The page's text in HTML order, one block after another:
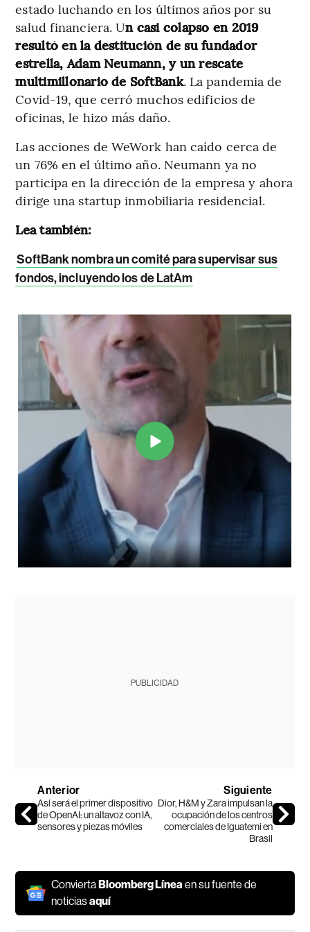
estado luchando en los últimos años por su
salud financiera. Un casi colapso en 2019
resultó en la destitución de su fundador
estrella, Adam Neumann, y un rescate
multimillonario de SoftBank. La pandemia de
Covid-19, que cerró muchos edificios de
oficinas, le hizo más daño.
Las acciones de WeWork han caído cerca de
un 76% en el último año. Neumann ya no
participa en la dirección de la empresa y ahora
dirige una startup inmobiliaria residencial.
Lea también:
SoftBank nombra un comité para supervisar sus
fondos, incluyendo los de LatAm
PUBLICIDAD
Anterior
Así será el primer dispositivo
de OpenAI: un altavoz con IA,
sensores y piezas móviles
Siguiente
Dior, H&M y Zara impulsan la
ocupación de los centros
comerciales de Iguatemi en
Brasil
ConviertaBloomberg Líneaen su fuente de
noticiasaquí